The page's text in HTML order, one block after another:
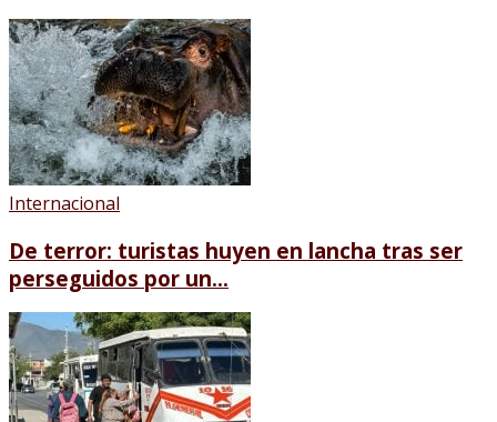
Internacional
De terror: turistas huyen en lancha tras ser
perseguidos por un...